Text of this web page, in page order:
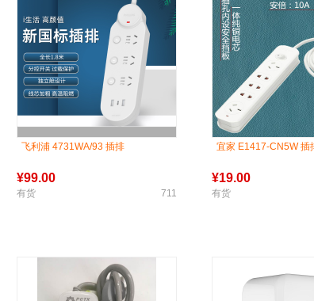
飞利浦 4731WA/93 插排
¥99.00
有货 711
宜家 E1417-CN5W 插
¥19.00
有货